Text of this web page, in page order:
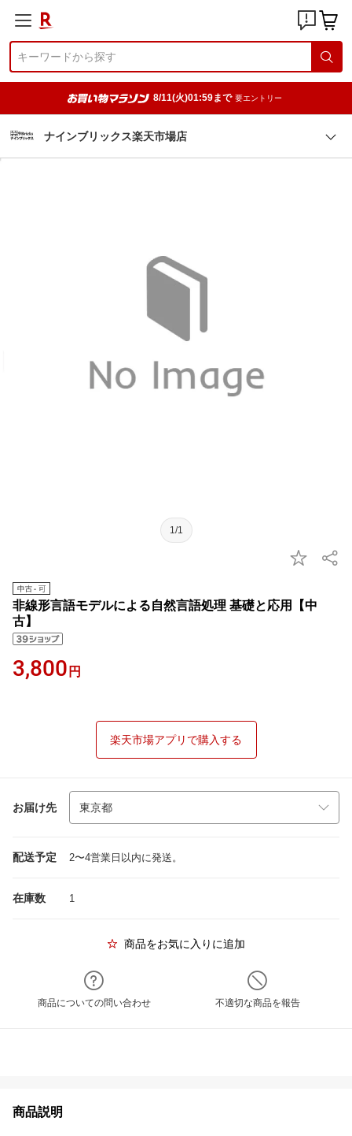
8/11(火)01:59まで 要エントリー
ナインブリックス楽天市場店
1/1
非線形言語モデルによる自然言語処理 基礎と応用【中
古】
3,800 円
楽天市場アプリで購入する
お届け先
配送予定 2〜4営業日以内に発送。
在庫数 1
商品をお気に入りに追加
商品についての問い合わせ 不適切な商品を報告
商品説明